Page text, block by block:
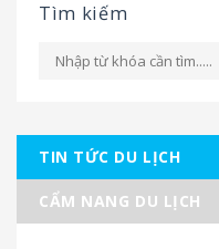
Tìm kiếm
TIN TỨC DU LỊCH
CẨM NANG DU LỊCH